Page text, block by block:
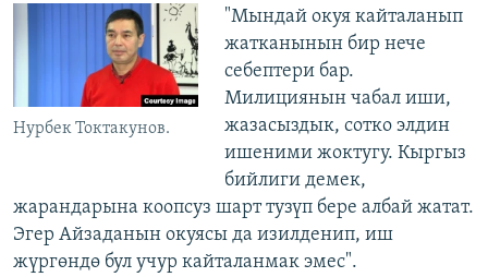
Нурбек Токтакунов.
"Мындай окуя кайталанып
жатканынын бир нече
себептери бар.
Милициянын чабал иши,
жазасыздык, сотко элдин
ишеними жоктугу. Кыргыз
бийлиги демек,
жарандарына коопсуз шарт тузүп бере албай жатат.
Эгер Айзаданын окуясы да изилденип, иш
жүргөндө бул учур кайталанмак эмес".